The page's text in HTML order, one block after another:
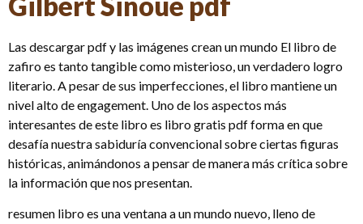
Las descargar pdf y las imágenes crean un mundo El libro de
zafiro es tanto tangible como misterioso, un verdadero logro
literario. A pesar de sus imperfecciones, el libro mantiene un
nivel alto de engagement. Uno de los aspectos más
interesantes de este libro es libro gratis pdf forma en que
desafía nuestra sabiduría convencional sobre ciertas figuras
históricas, animándonos a pensar de manera más crítica sobre
la información que nos presentan.
resumen libro es una ventana a un mundo nuevo, lleno de